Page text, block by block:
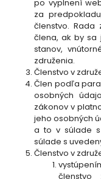
po vyplnení
za
členstvo. Rada
člena, ak by sa
stanov,
združenia.
Členstvo v
Člen podľa
osobných
zákonov v
jeho osobných
a to v súlade
súlade s
Členstvo v
členstvo